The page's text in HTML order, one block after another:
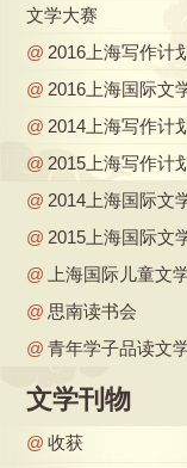
文学大赛
@ 2016上海写作计
@ 2016上海国际文
@ 2014上海写作计
@ 2015上海写作计
@ 2014上海国际文
@ 2015上海国际文
@
上海国际儿童文
@ 思南读书会
@ 青年学子品读文
文学刊物
@ 收获